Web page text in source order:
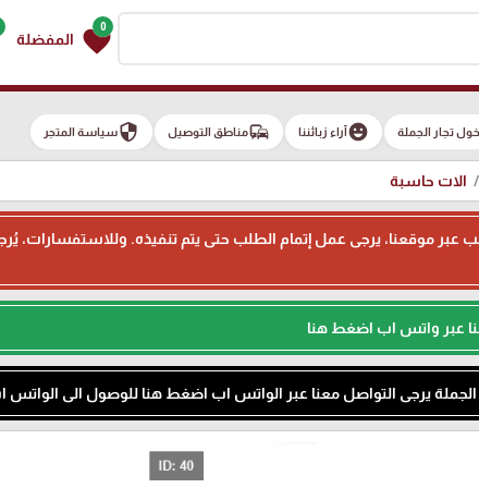
0
favorite المفضلة
تجار الجملة emoji_emotionsآراء زبائننا commuteمناطق التوصيل securityسياسة المتجر
الات حاسبة
طلب عبر موقعنا، يرجى عمل إتمام الطلب حتى يتم تنفيذه.
عبر واتس اب اضغط هنا
الجملة يرجى التواصل معنا عبر الواتس اب اضغط هنا للوصول الى الواتس